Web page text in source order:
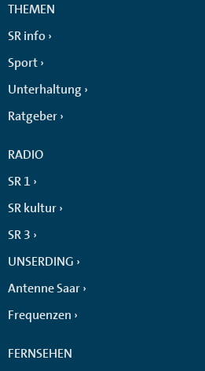
THEMEN
SR info
Sport
Unterhaltung
Ratgeber
RADIO
SR 1
SR kultur
SR 3
UNSERDING
Antenne Saar
Frequenzen
FERNSEHEN